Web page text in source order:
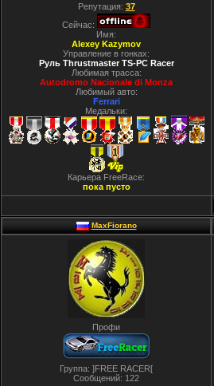
Репутация: 37
Сейчас:
Имя:
Alexey Kazymov
Управление в гонках:
Руль Thrustmaster TS-PC Racer
Любимая трасса:
Autodromo Nacionale di Monza
Любимый авто:
Ferrari
Медальки:
Карьера FreeRace:
пока пусто
MaxFiorano
Профи
Группа: ]FREE RACER[
Сообщений: 122